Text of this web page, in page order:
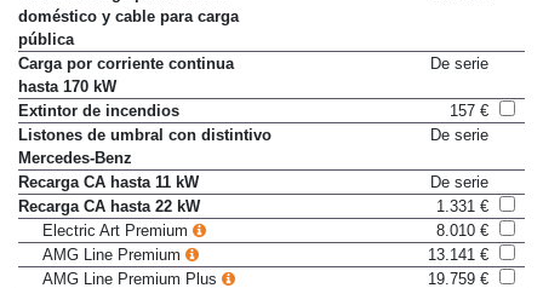
Cable de carga para enchufe
doméstico y cable para carga
pública
Carga por corriente continua
hasta 170 kW
Extintor de incendios
157 €
Listones de umbral con distintivo
Mercedes-Benz
Recarga CA hasta 11 kW
De serie
Recarga CA hasta 22 kW
1.331 €
Electric Art Premium
8.010 €
AMG Line Premium
13.141 €